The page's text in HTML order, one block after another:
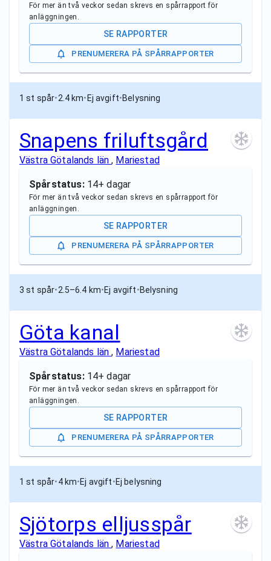
För mer än två veckor sedan skrevs en spårrapport för
anläggningen.
SE RAPPORTER
PRENUMERERA PÅ SPÅRRAPPORTER
1 st spår•2.4 km• Ej avgift•Belysning
Snapens friluftsgård
Västra Götalands län, Mariestad
Spårstatus: 14+ dagar
För mer än två veckor sedan skrevs en spårrapport för
anläggningen.
SE RAPPORTER
PRENUMERERA PÅ SPÅRRAPPORTER
3 st spår•2.5–6.4 km•Ej avgift•Belysning
Göta kanal
Västra Götalands län, Mariestad
Spårstatus: 14+ dagar
För mer än två veckor sedan skrevs en spårrapport för
anläggningen.
SE RAPPORTER
PRENUMERERA PÅ SPÅRRAPPORTER
1 st spår•4 km•Ej avgift•Ej belysning
Sjötorps elljusspår
Västra Götalands län, Mariestad